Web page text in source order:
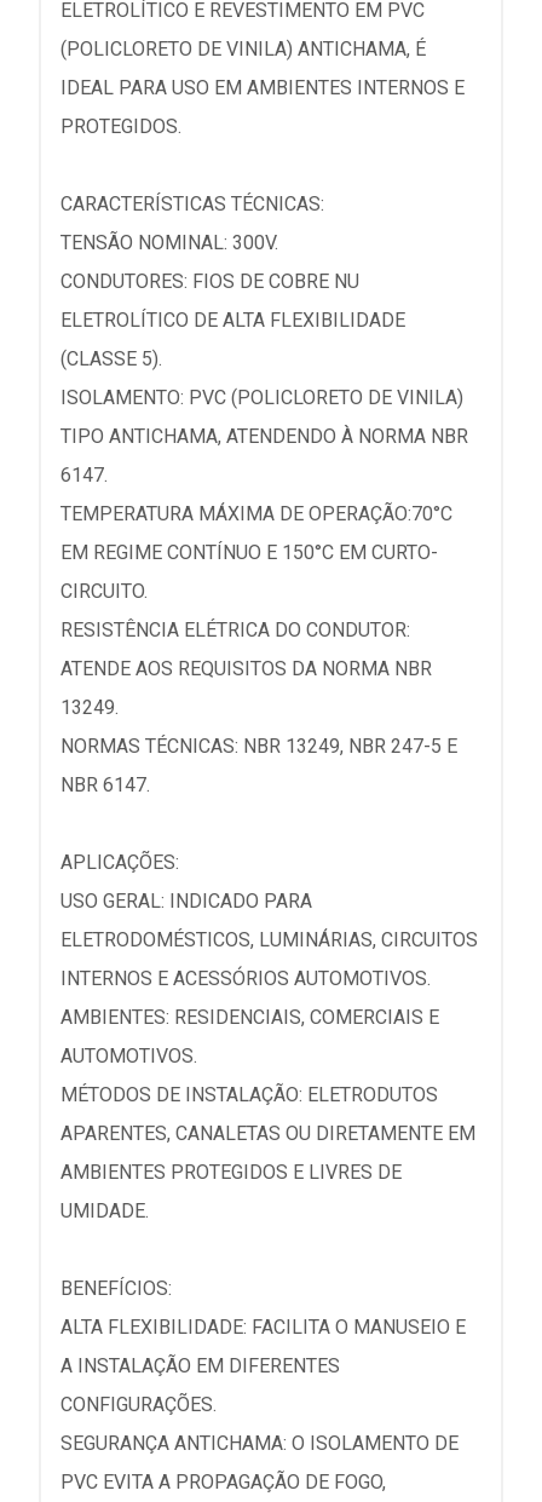
ELETROLÍTICO E REVESTIMENTO EM PVC
(POLICLORETO DE VINILA) ANTICHAMA, É
IDEAL PARA USO EM AMBIENTES INTERNOS E
PROTEGIDOS.
CARACTERÍSTICAS TÉCNICAS:
TENSÃO NOMINAL: 300V.
CONDUTORES: FIOS DE COBRE NU
ELETROLÍTICO DE ALTA FLEXIBILIDADE
(CLASSE 5).
ISOLAMENTO: PVC (POLICLORETO DE VINILA)
TIPO ANTICHAMA, ATENDENDO À NORMA NBR
6147.
TEMPERATURA MÁXIMA DE OPERAÇÃO:70°C
EM REGIME CONTÍNUO E 150°C EM CURTO-
CIRCUITO.
RESISTÊNCIA ELÉTRICA DO CONDUTOR:
ATENDE AOS REQUISITOS DA NORMA NBR
13249.
NORMAS TÉCNICAS: NBR 13249, NBR 247-5 E
NBR 6147.
APLICAÇÕES:
USO GERAL: INDICADO PARA
ELETRODOMÉSTICOS, LUMINÁRIAS, CIRCUITOS
INTERNOS E ACESSÓRIOS AUTOMOTIVOS.
AMBIENTES: RESIDENCIAIS, COMERCIAIS E
AUTOMOTIVOS.
MÉTODOS DE INSTALAÇÃO: ELETRODUTOS
APARENTES, CANALETAS OU DIRETAMENTE EM
AMBIENTES PROTEGIDOS E LIVRES DE
UMIDADE.
BENEFÍCIOS:
ALTA FLEXIBILIDADE: FACILITA O MANUSEIO E
A INSTALAÇÃO EM DIFERENTES
CONFIGURAÇÕES.
SEGURANÇA ANTICHAMA: O ISOLAMENTO DE
PVC EVITA A PROPAGAÇÃO DE FOGO,